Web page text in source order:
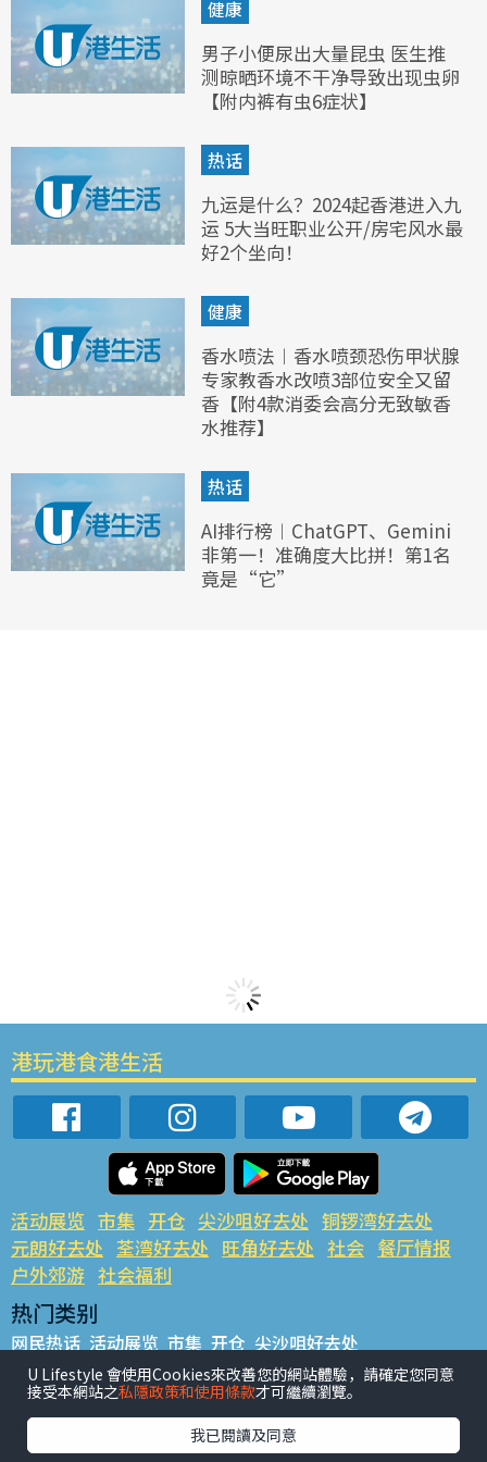
健康
男子小便尿出大量昆虫 医生推
测晾晒环境不干净导致出现虫卵
【附内裤有虫6症状】
热话
九运是什么？2024起香港进入九
运 5大当旺职业公开/房宅风水最
好2个坐向！
健康
香水喷法︱香水喷颈恐伤甲状腺
专家教香水改喷3部位安全又留
香【附4款消委会高分无致敏香
水推荐】
热话
AI排行榜︱ChatGPT、Gemini
非第一！准确度大比拼！第1名
竟是“它”
港玩港食港生活
活动展览 市集 开仓 尖沙咀好去处 铜锣湾好去处
元朗好去处 荃湾好去处 旺角好去处 社会 餐厅情报
户外郊游 社会福利
热门类别
网民热话 活动展览 市集 开仓 尖沙咀好去处
铜锣湾好去处 元朗好去处 荃湾好去处 旺角好去处 社会
餐厅情报 户外郊游
热门标签
U Lifestyle 會使用Cookies來改善您的網站體驗，請確定您同意
接受本網站之私隱政策和使用條款才可繼續瀏覽。
我已閱讀及同意